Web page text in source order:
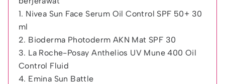
1. Nivea Sun Face Serum Oil Control SPF 50+ 30
ml
2. Bioderma Photoderm AKN Mat SPF 30
3. La Roche-Posay Anthelios UV Mune 400 Oil
Control Fluid
4. Emina Sun Battle